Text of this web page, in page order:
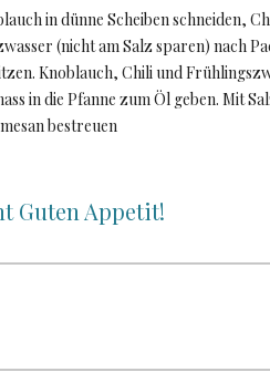
in dünne Scheiben schneiden,
(nicht am Salz sparen) nach
Knoblauch, Chili und
in die Pfanne zum Öl geben. Mit
bestreuen
Guten Appetit!